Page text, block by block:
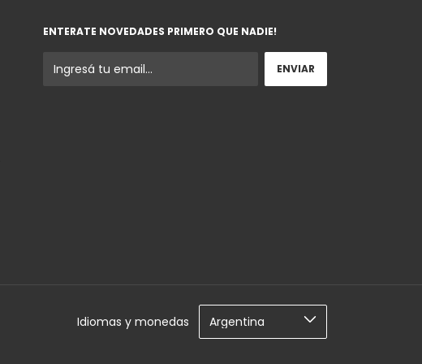
ENTERATE NOVEDADES PRIMERO QUE NADIE!
Idiomas y monedas